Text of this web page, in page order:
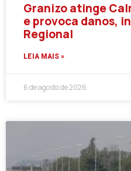
Granizo atinge
e provoca danos,
Regional
LEIA MAIS »
6 de agosto de 2026